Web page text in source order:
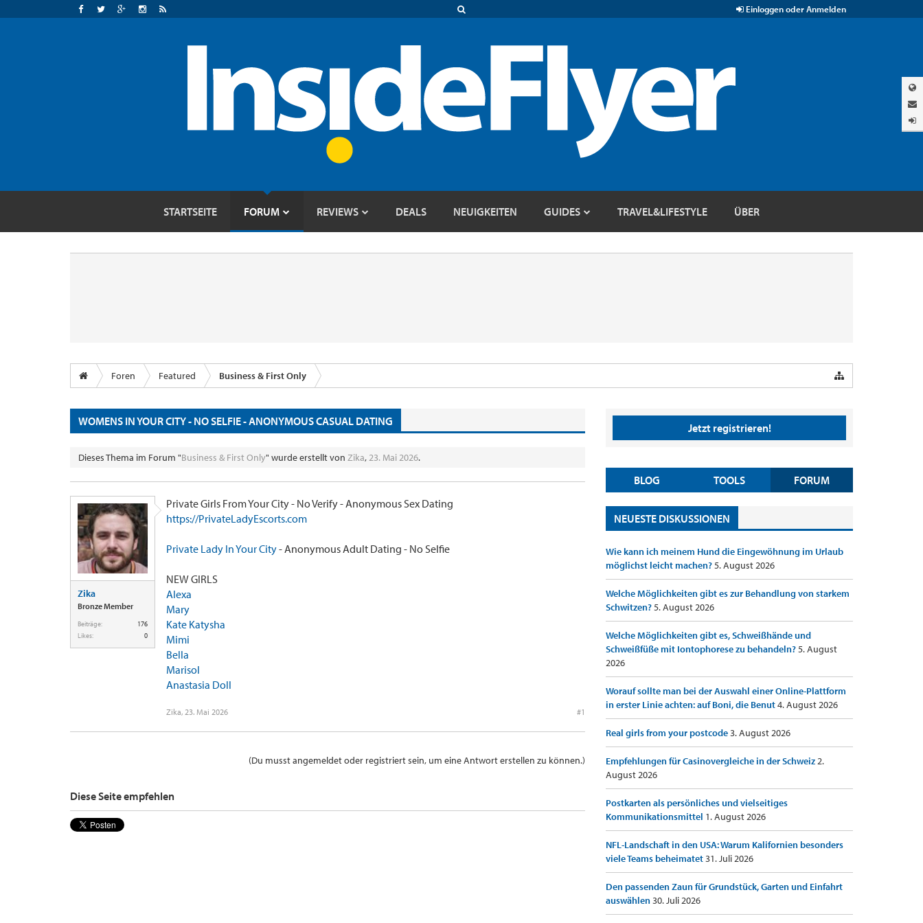
Einloggen oder Anmelden
STARTSEITE FORUM REVIEWS DEALS NEUIGKEITEN GUIDES TRAVEL&LIFESTYLE ÜBER
Foren Featured Business & First Only
WOMENS IN YOUR CITY - NO SELFIE - ANONYMOUS CASUAL DATING
Dieses Thema im Forum "Business & First Only" wurde erstellt von Zika,23. Mai 2026.
Zika
Bronze Member
Beiträge:
176
Likes:
0
Private Girls From Your City - No Verify - Anonymous Sex Dating
https://PrivateLadyEscorts.com
Private Lady In Your City- Anonymous Adult Dating - No Selfie
NEW GIRLS
Alexa
Mary
Kate Katysha
Mimi
Bella
Marisol
Anastasia Doll
Zika, 23. Mai 2026 #1
(Du musst angemeldet oder registriert sein, um eine Antwort erstellen zu können.)
Diese Seite empfehlen
Jetzt registrieren!
BLOG TOOLS FORUM
NEUESTE DISKUSSIONEN
Wie kann ich meinem Hund die Eingewöhnung im Urlaub
möglichst leicht machen?5. August 2026
Welche Möglichkeiten gibt es zur Behandlung von starkem
Schwitzen?5. August 2026
Welche Möglichkeiten gibt es, Schweißhände und
Schweißfüße mit Iontophorese zu behandeln?5. August
2026
Worauf sollte man bei der Auswahl einer Online-Plattform
in erster Linie achten: auf Boni, die Benut4. August 2026
Real girls from your postcode3. August 2026
Empfehlungen für Casinovergleiche in der Schweiz2.
August 2026
Postkarten als persönliches und vielseitiges
Kommunikationsmittel 1. August 2026
NFL-Landschaft in den USA: Warum Kalifornien besonders
viele Teams beheimatet31. Juli 2026
Den passenden Zaun für Grundstück, Garten und Einfahrt
auswählen30. Juli 2026